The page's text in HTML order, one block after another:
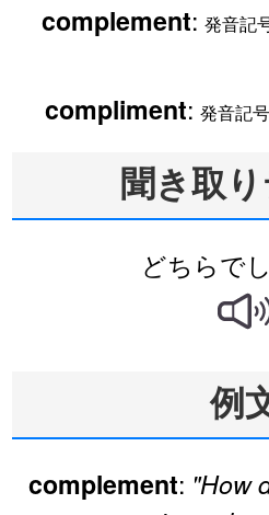
complement: 発音記
compliment: 発音記
聞き取
どちらで
例
complement: "How